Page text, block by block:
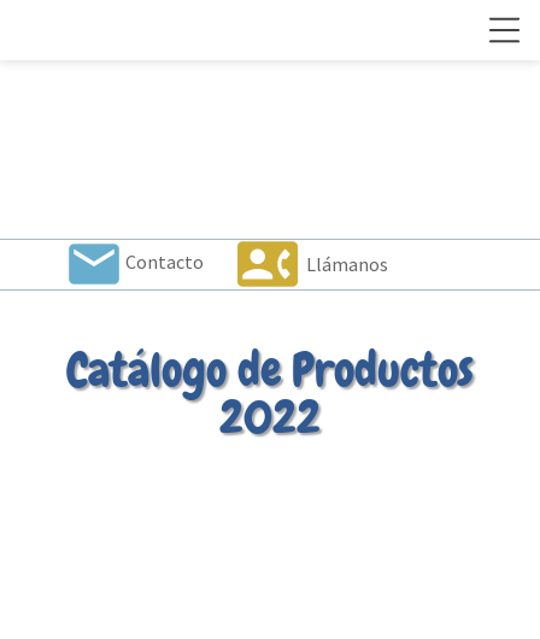
contact_phone Llámanos
local_post_office Contacto
Catálogo de Productos
2022